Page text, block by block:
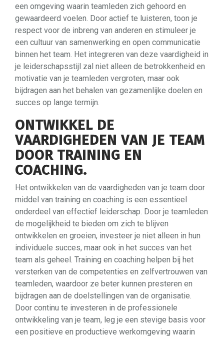
een omgeving waarin teamleden zich gehoord en
gewaardeerd voelen. Door actief te luisteren, toon je
respect voor de inbreng van anderen en stimuleer je
een cultuur van samenwerking en open communicatie
binnen het team. Het integreren van deze vaardigheid in
je leiderschapsstijl zal niet alleen de betrokkenheid en
motivatie van je teamleden vergroten, maar ook
bijdragen aan het behalen van gezamenlijke doelen en
succes op lange termijn.
ONTWIKKEL DE
VAARDIGHEDEN VAN JE TEAM
DOOR TRAINING EN
COACHING.
Het ontwikkelen van de vaardigheden van je team door
middel van training en coaching is een essentieel
onderdeel van effectief leiderschap. Door je teamleden
de mogelijkheid te bieden om zich te blijven
ontwikkelen en groeien, investeer je niet alleen in hun
individuele succes, maar ook in het succes van het
team als geheel. Training en coaching helpen bij het
versterken van de competenties en zelfvertrouwen van
teamleden, waardoor ze beter kunnen presteren en
bijdragen aan de doelstellingen van de organisatie.
Door continu te investeren in de professionele
ontwikkeling van je team, leg je een stevige basis voor
een positieve en productieve werkomgeving waarin